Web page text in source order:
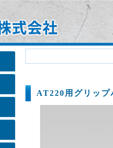
AT220用グリップ